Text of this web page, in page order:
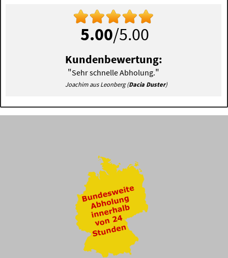
5.00/5.00
Kundenbewertung:
"Sehr schnelle Abholung."
Joachim aus Leonberg (Dacia Duster)